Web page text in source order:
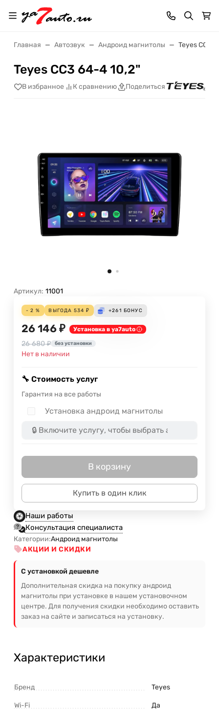
Главная Автозвук Андроид магнитолы Teyes CC3
Teyes CC3 64-4 10,2"
В избранное К сравнению Поделиться
Артикул: 11001
- 2 % ВЫГОДА 534 ₽ +261 БОНУС
26 146 ₽ Установка в ya7auto
26 680 ₽ без установки
Нет в наличии
🔧 Стоимость услуг
Гарантия на все работы
Установка андроид магнитолы
В корзину
Купить в один клик
Наши работы
Консультация специалиста
Категории:Андроид магнитолы
АКЦИИ И СКИДКИ
С установкой дешевле
Дополнительная скидка на покупку андроид
магнитолы при установке в нашем установочном
центре. Для получения скидки необходимо оставить
заказ на сайте и записаться на установку.
Характеристики
Бренд Teyes
Wi-Fi Да